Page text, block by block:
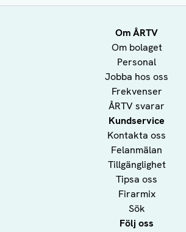
Om ÅRTV
Om bolaget
Personal
Jobba hos oss
Frekvenser
ÅRTV svarar
Kundservice
Kontakta oss
Felanmälan
Tillgänglighet
Tipsa oss
Firarmix
Sök
Följ oss